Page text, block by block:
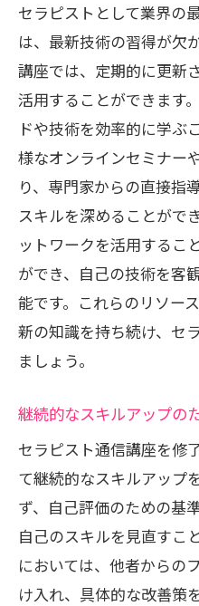
セラピストとして業界の
は、最新技術の習得が欠
講座では、定期的に更新
活用することができます
ドや技術を効率的に学ぶ
様なオンラインセミナー
り、専門家からの直接指
スキルを深めることがで
ットワークを活用するこ
ができ、自己の技術を客
能です。これらのリソー
新の知識を持ち続け、セ
ましょう。
継続的なスキルアップの
セラピスト通信講座を修
て継続的なスキルアップ
ず、自己評価のための基
自己のスキルを見直すこ
においては、他者からの
け入れ、具体的な改善策